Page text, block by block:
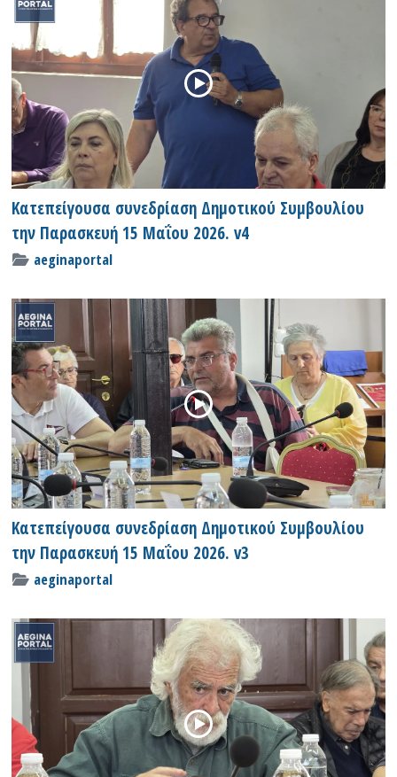
Κατεπείγουσα συνεδρίαση Δημοτικού Συμβουλίου
την Παρασκευή 15 Μαΐου 2026. v4
aeginaportal
Κατεπείγουσα συνεδρίαση Δημοτικού Συμβουλίου
την Παρασκευή 15 Μαΐου 2026. v3
aeginaportal